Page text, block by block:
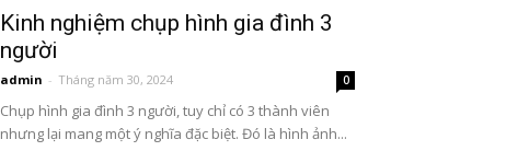
Kinh nghiệm chụp hình gia đình 3
người
admin - Tháng năm 30, 2024 0
Chụp hình gia đình 3 người, tuy chỉ có 3 thành viên
nhưng lại mang một ý nghĩa đặc biệt. Đó là hình ảnh...